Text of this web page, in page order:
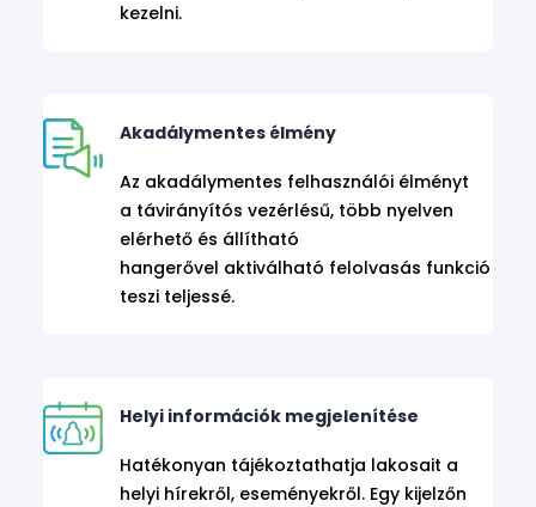
kezelni.
Akadálymentes élmény
Az akadálymentes felhasználói élményt
a távirányítós vezérlésű, több nyelven
elérhető és állítható
hangerővel aktiválható felolvasás funkció
teszi teljessé.
Helyi információk megjelenítése
Hatékonyan tájékoztathatja lakosait a
helyi hírekről, eseményekről. Egy kijelzőn